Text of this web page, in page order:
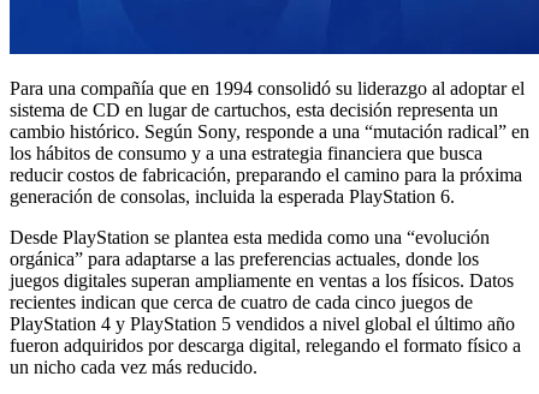
Para una compañía que en 1994 consolidó su liderazgo al adoptar el
sistema de CD en lugar de cartuchos, esta decisión representa un
cambio histórico. Según Sony, responde a una “mutación radical” en
los hábitos de consumo y a una estrategia financiera que busca
reducir costos de fabricación, preparando el camino para la próxima
generación de consolas, incluida la esperada PlayStation 6.
Desde PlayStation se plantea esta medida como una “evolución
orgánica” para adaptarse a las preferencias actuales, donde los
juegos digitales superan ampliamente en ventas a los físicos. Datos
recientes indican que cerca de cuatro de cada cinco juegos de
PlayStation 4 y PlayStation 5 vendidos a nivel global el último año
fueron adquiridos por descarga digital, relegando el formato físico a
un nicho cada vez más reducido.